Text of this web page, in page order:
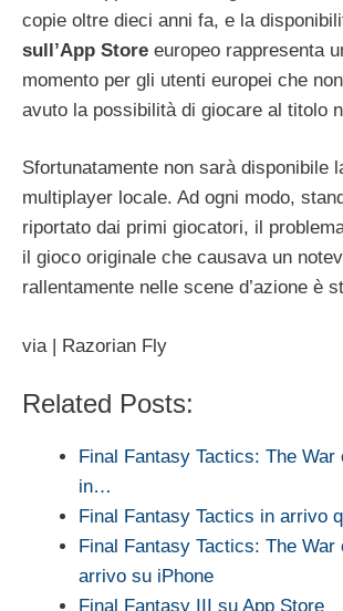
copie oltre dieci anni fa, e la
sull’App Store europeo rappresenta
momento per gli utenti europei che
avuto la possibilità di giocare al titolo
Sfortunatamente non sarà disponibile
multiplayer locale. Ad ogni modo,
riportato dai primi giocatori, il
il gioco originale che causava un
rallentamente nelle scene d’azione è
via | Razorian Fly
Related Posts:
Final Fantasy Tactics: The War
in…
Final Fantasy Tactics in arrivo
Final Fantasy Tactics: The War
arrivo su iPhone
Final Fantasy III su App Store